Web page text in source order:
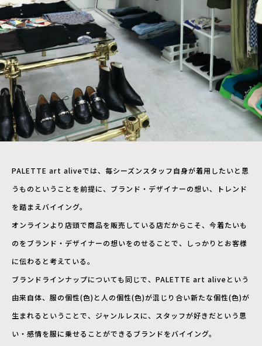
PALETTE art aliveでは、毎シーズンスタッフ自身が着用したいと思
うものということを前提に、ブランド・デザイナーの想い、トレンド
を踏まえバイイング。
オンラインより店頭で商品を販売している店だからこそ、今着たいも
のをブランド・デザイナーの想いをのせることで、しっかりとお客様
に伝わると考えている。
ブランドラインナップについても同じで、PALETTE art aliveという
由来自体、服の個性(色)と人の個性(色)が混じり合い新たな個性(色)が
生まれるということで、ジャンルレスに、スタッフが好きだという思
い・感情を服に乗せることができるブランドをバイイング。